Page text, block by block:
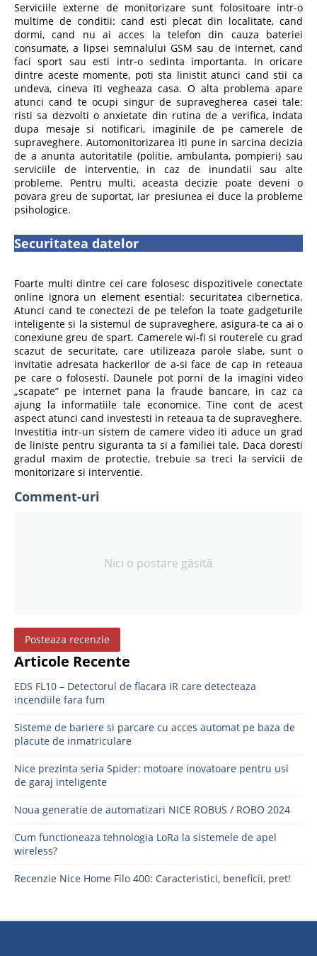
Serviciile externe de monitorizare sunt folositoare intr-o
multime de conditii: cand esti plecat din localitate, cand
dormi, cand nu ai acces la telefon din cauza bateriei
consumate, a lipsei semnalului GSM sau de internet, cand
faci sport sau esti intr-o sedinta importanta. In oricare
dintre aceste momente, poti sta linistit atunci cand stii ca
undeva, cineva iti vegheaza casa. O alta problema apare
atunci cand te ocupi singur de supravegherea casei tale:
risti sa dezvolti o anxietate din rutina de a verifica, indata
dupa mesaje si notificari, imaginile de pe camerele de
supraveghere. Automonitorizarea iti pune in sarcina decizia
de a anunta autoritatile (politie, ambulanta, pompieri) sau
serviciile de interventie, in caz de inundatii sau alte
probleme. Pentru multi, aceasta decizie poate deveni o
povara greu de suportat, iar presiunea ei duce la probleme
psihologice.
Securitatea datelor
Foarte multi dintre cei care folosesc dispozitivele conectate
online ignora un element esential: securitatea cibernetica.
Atunci cand te conectezi de pe telefon la toate gadgeturile
inteligente si la sistemul de supraveghere, asigura-te ca ai o
conexiune greu de spart. Camerele wi-fi si routerele cu grad
scazut de securitate, care utilizeaza parole slabe, sunt o
invitatie adresata hackerilor de a-si face de cap in reteaua
pe care o folosesti. Daunele pot porni de la imagini video
„scapate” pe internet pana la fraude bancare, in caz ca
ajung la informatiile tale economice. Tine cont de acest
aspect atunci cand investesti in reteaua ta de supraveghere.
Investitia intr-un sistem de camere video iti aduce un grad
de liniste pentru siguranta ta si a familiei tale. Daca doresti
gradul maxim de protectie, trebuie sa treci la servicii de
monitorizare si interventie.
Comment-uri
Nici o postare găsită
Posteaza recenzie
Articole Recente
EDS FL10 – Detectorul de flacara IR care detecteaza
incendiile fara fum
Sisteme de bariere si parcare cu acces automat pe baza de
placute de inmatriculare
Nice prezinta seria Spider: motoare inovatoare pentru usi
de garaj inteligente
Noua generatie de automatizari NICE ROBUS / ROBO 2024
Cum functioneaza tehnologia LoRa la sistemele de apel
wireless?
Recenzie Nice Home Filo 400: Caracteristici, beneficii, pret!